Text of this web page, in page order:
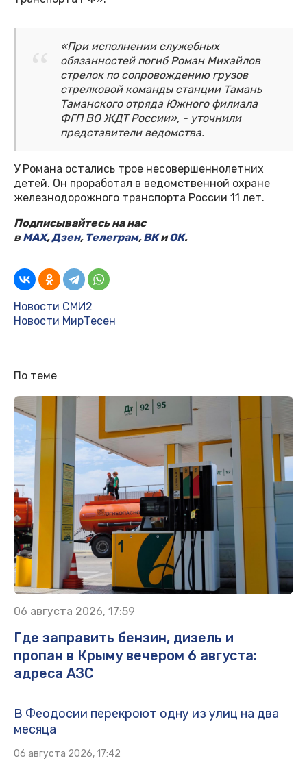
«При исполнении служебных
обязанностей погиб Роман Михайлов
стрелок по сопровождению грузов
стрелковой команды станции Тамань
Таманского отряда Южного филиала
ФГП ВО ЖДТ России», - уточнили
представители ведомства.
У Романа остались трое несовершеннолетних
детей. Он проработал в ведомственной охране
железнодорожного транспорта России 11 лет.
Подписывайтесь на нас
вMAX,Дзен, Телеграм,ВКиОК.
Новости СМИ2
Новости МирТесен
По теме
06 августа 2026, 17:59
Где заправить бензин, дизель и
пропан в Крыму вечером 6 августа:
адреса АЗС
В Феодосии перекроют одну из улиц на два
месяца
06 августа 2026, 17:42